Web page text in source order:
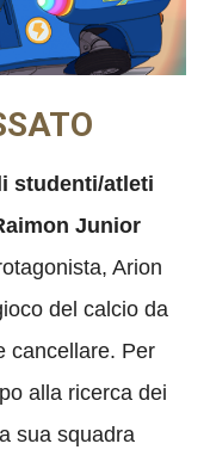
studenti/atleti
Junior
Arion
del calcio da
cancellare. Per
alla ricerca dei
sua squadra